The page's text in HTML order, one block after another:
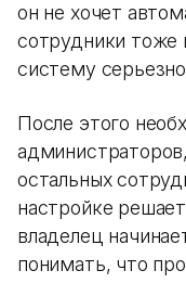
он не хочет
сотрудники тоже
систему
После этого
остальных
настройке
владелец
понимать, что